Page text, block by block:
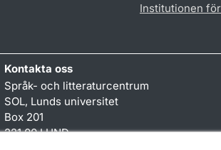
Institutionen
Kontakta oss
Språk- och litteraturcentrum
SOL, Lunds universitet
Box 201
221 00 LUND